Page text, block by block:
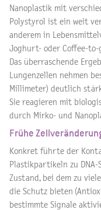
Nanoplastik mit
Polystyrol ist ein weit
anderem in
Joghurt- oder Coffee-to-
Das überraschende
Lungenzellen nehmen
Millimeter) deutlich
Sie reagieren mit
durch Mirko- und
Frühe
Konkret führte der
Plastikpartikeln zu DNA-
Zustand, bei dem zu
die Schutz bieten
bestimmte Signale